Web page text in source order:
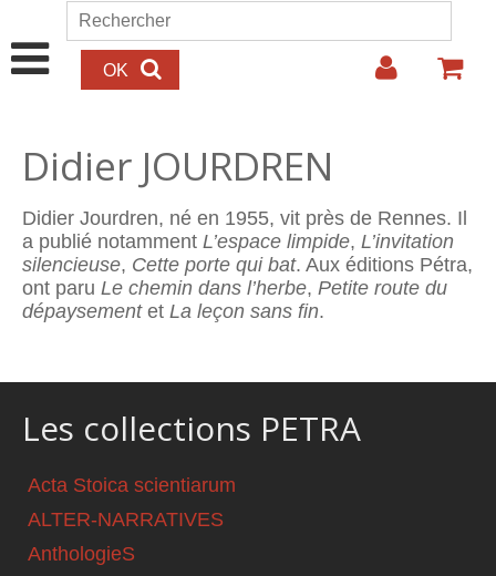
Aller au contenu principal
Formulaire de recherche
Rechercher
Didier JOURDREN
Didier Jourdren, né en 1955, vit près de Rennes. Il
a publié notamment L’espace limpide, L’invitation
silencieuse, Cette porte qui bat. Aux éditions Pétra,
ont paru Le chemin dans l’herbe, Petite route du
dépaysement et La leçon sans fin.
Les collections PETRA
Acta Stoica scientiarum
ALTER-NARRATIVES
AnthologieS